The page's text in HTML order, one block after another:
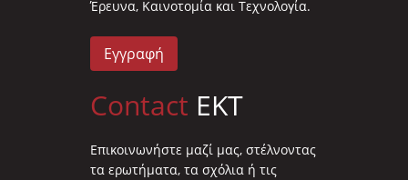
Έρευνα, Καινοτομία και Τεχνολογία.
Εγγραφή
Contact EKT
Επικοινωνήστε μαζί μας, στέλνοντας
τα ερωτήματα, τα σχόλια ή τις